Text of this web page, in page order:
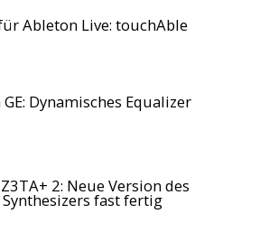
Ableton Live: touchAble
GE: Dynamisches Equalizer
2: Neue Version des
fast fertig